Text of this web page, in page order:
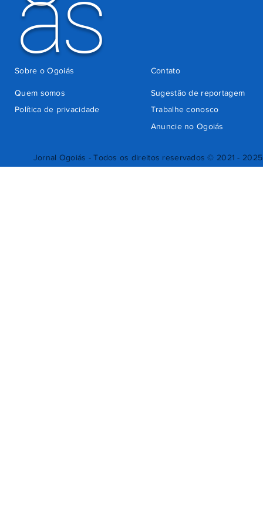
Jornal Ogoiás - Todos os direitos reservados © 2021 - 2025
Quem somos
Sugestão de reportagem
Trabalhe conosco
Política de privacidade
Anuncie no Ogoiás
Contato
Sobre o Ogoiás